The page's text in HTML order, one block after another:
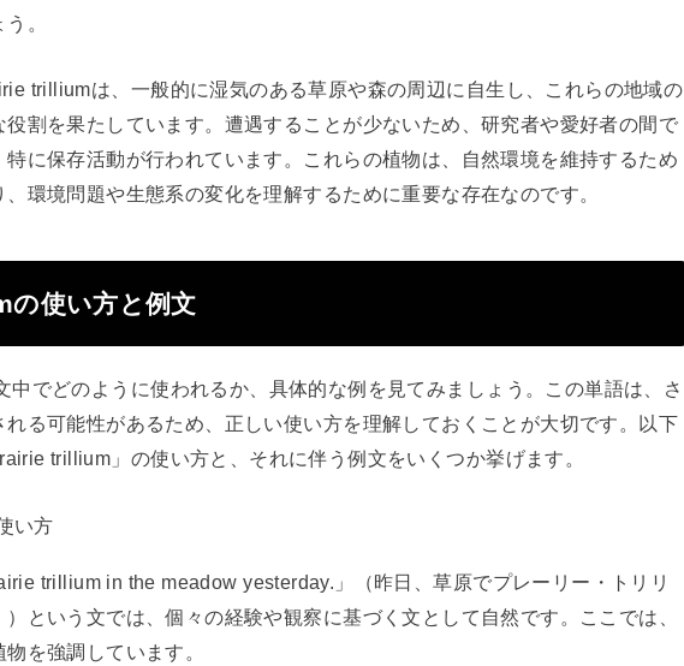
。
trilliumは、一般的に湿気のある草原や森の周辺に自生し、これらの地域の
割を果たしています。遭遇することが少ないため、研究者や愛好者の間で
に保存活動が行われています。これらの植物は、自然環境を維持するため
環境問題や生態系の変化を理解するために重要な存在なのです。
使い方と例文
中でどのように使われるか、具体的な例を見てみましょう。この単語は、さ
れる可能性があるため、正しい使い方を理解しておくことが大切です。以下
trillium」の使い方と、それに伴う例文をいくつか挙げます。
い方
trillium in the meadow yesterday.」（昨日、草原でプレーリー・トリリ
という文では、個々の経験や観察に基づく文として自然です。ここでは、
を強調しています。